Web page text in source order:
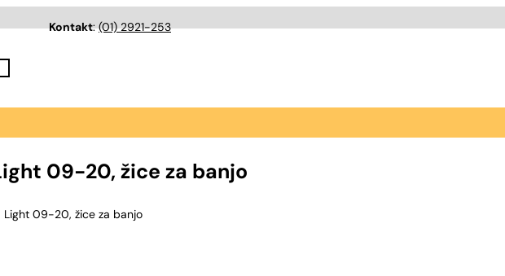
Kontakt:(01) 2921-253
09-20, žice za banjo
Light 09-20, žice za banjo